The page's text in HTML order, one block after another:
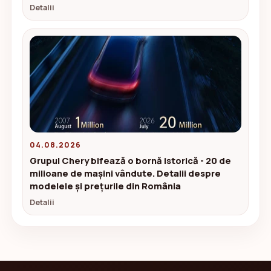
Detalii
04.08.2026
Grupul Chery bifează o bornă istorică - 20 de
milioane de mașini vândute. Detalii despre
modelele și prețurile din România
Detalii